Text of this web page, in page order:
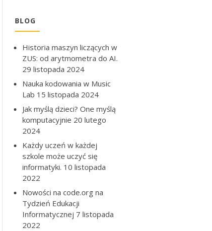
BLOG
Historia maszyn liczących w
ZUS: od arytmometra do AI.
29 listopada 2024
Nauka kodowania w Music
Lab 15 listopada 2024
Jak myślą dzieci? One myślą
komputacyjnie 20 lutego
2024
Każdy uczeń w każdej
szkole może uczyć się
informatyki. 10 listopada
2022
Nowości na code.org na
Tydzień Edukacji
Informatycznej 7 listopada
2022